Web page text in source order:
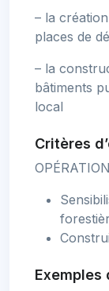
– la
places de
– la
bâtiments
local
Critères
Exemples